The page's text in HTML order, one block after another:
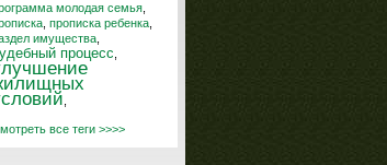
молодая семья
прописка ребенка
имущества
процесс
все теги >>>>